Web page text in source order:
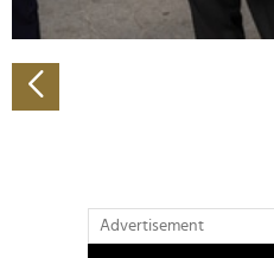
analysieren. Außerdem
Verwendung unserer
soziale Medien, Werbung
Partner führen diese
Advertisement